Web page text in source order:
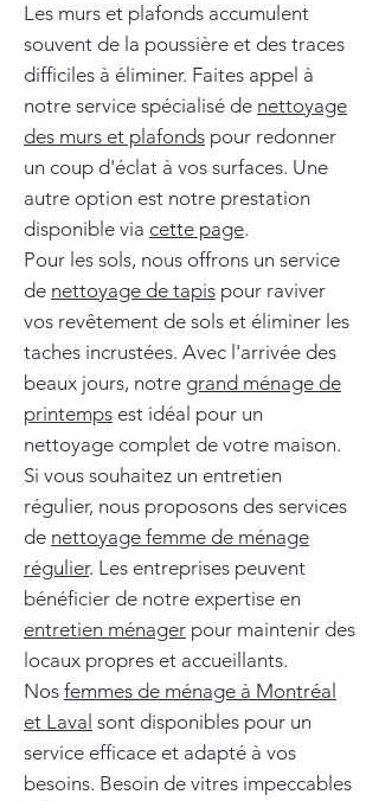
Les murs et plafonds accumulent
souvent de la poussière et des traces
difficiles à éliminer. Faites appel à
notre service spécialisé de nettoyage
des murs et plafonds pour redonner
un coup d'éclat à vos surfaces. Une
autre option est notre prestation
disponible via cette page.
Pour les sols, nous offrons un service
de nettoyage de tapis pour raviver
vos revêtement de sols et éliminer les
taches incrustées. Avec l'arrivée des
beaux jours, notre grand ménage de
printemps est idéal pour un
nettoyage complet de votre maison.
Si vous souhaitez un entretien
régulier, nous proposons des services
de nettoyage femme de ménage
régulier. Les entreprises peuvent
bénéficier de notre expertise en
entretien ménager pour maintenir des
locaux propres et accueillants.
Nos femmes de ménage à Montréal
et Laval sont disponibles pour un
service efficace et adapté à vos
besoins. Besoin de vitres impeccables